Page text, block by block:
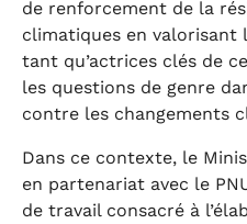
de renforcement de la
climatiques en valorisant
tant qu’actrices clés de
les questions de genre
contre les changements
Dans ce contexte, le
en partenariat avec le
de travail consacré à